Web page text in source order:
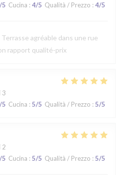
/5 Cucina : 4/5 Qualità / Prezzo : 4/5
agréable dans une rue
rapport qualité-prix
3
/5 Cucina : 5/5 Qualità / Prezzo : 5/5
2
/5 Cucina : 5/5 Qualità / Prezzo : 5/5